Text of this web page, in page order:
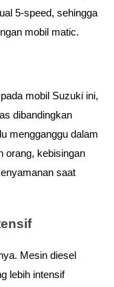
5-speed, sehingga
mobil matic.
mobil Suzuki ini,
dibandingkan
mengganggu dalam
orang, kebisingan
saat
Mesin diesel
lebih intensif